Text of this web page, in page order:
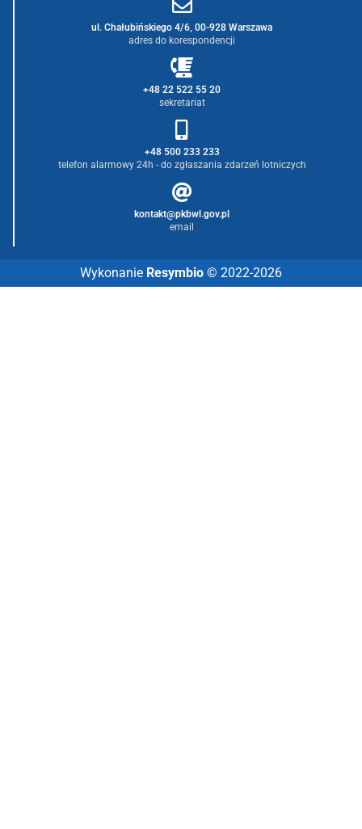
ul. Chałubińskiego 4/6, 00-928 Warszawa
adres do korespondencji
+48 22 522 55 20
sekretariat
+48 500 233 233
telefon alarmowy 24h - do zgłaszania zdarzeń lotniczych
kontakt@pkbwl.gov.pl
email
Wykonanie Resymbio © 2022-2026